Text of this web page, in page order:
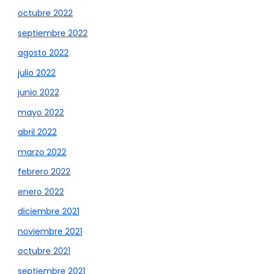
octubre 2022
septiembre 2022
agosto 2022
julio 2022
junio 2022
mayo 2022
abril 2022
marzo 2022
febrero 2022
enero 2022
diciembre 2021
noviembre 2021
octubre 2021
septiembre 2021